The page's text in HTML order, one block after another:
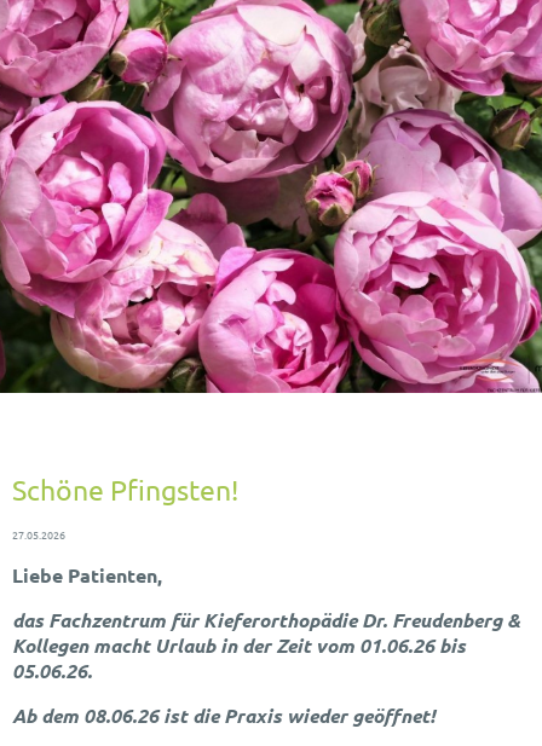
Schöne Pfingsten!
27.05.2026
Liebe Patienten,
das Fachzentrum für Kieferorthopädie Dr. Freudenberg &
Kollegen macht Urlaub in der Zeit vom 01.06.26 bis
05.06.26.
Ab dem 08.06.26 ist die Praxis wieder geöffnet!